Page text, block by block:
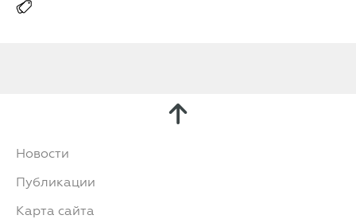
Новости
Публикации
Карта сайта